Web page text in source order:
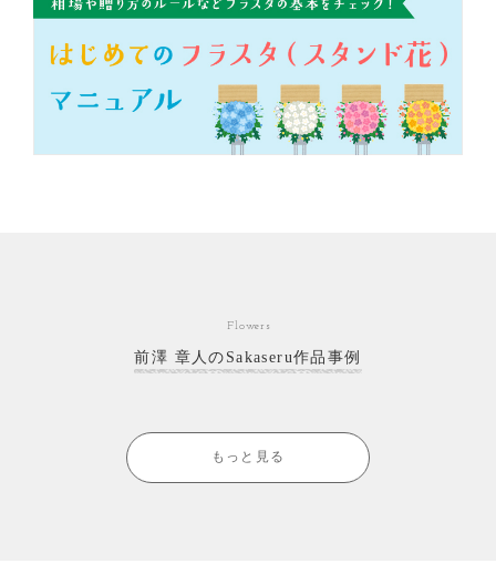
Flowers
前澤 章人のSakaseru作品事例
もっと見る